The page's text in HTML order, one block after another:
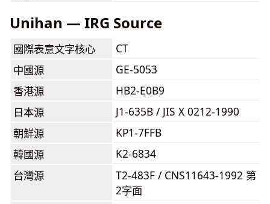
Unihan — IRG Source
國際表意文字核心
CT
中國源
GE-5053
香港源
HB2-E0B9
日本源
J1-635B / JIS X 0212-1990
朝鮮源
KP1-7FFB
韓國源
K2-6834
台灣源
T2-483F / CNS11643-1992 第
2字面